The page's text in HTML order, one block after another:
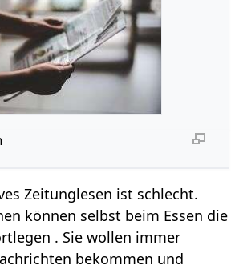
Zeitunglesen ist schlecht.
können selbst beim Essen die
. Sie wollen immer
bekommen und